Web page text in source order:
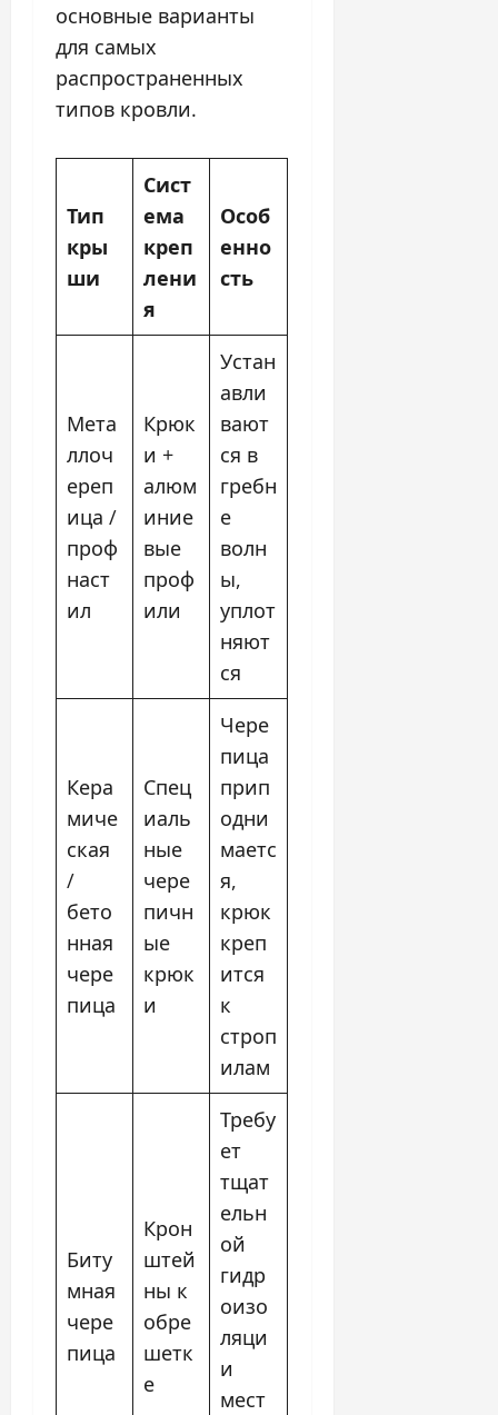
основные варианты
для самых
распространенных
типов кровли.
Тип
кры
ши
Сист
ема
креп
лени
я
Особ
енно
сть
Мета
ллоч
ереп
ица /
проф
наст
ил
Крюк
и +
алюм
иние
вые
проф
или
Устан
авли
вают
ся в
гребн
е
волн
ы,
уплот
няют
ся
Кера
миче
ская
/
бето
нная
чере
пица
Спец
иаль
ные
чере
пичн
ые
крюк
и
Чере
пица
прип
одни
маетс
я,
крюк
креп
ится
к
строп
илам
Биту
мная
чере
пица
Крон
штей
ны к
обре
шетк
е
Требу
ет
тщат
ельн
ой
гидр
оизо
ляци
и
мест